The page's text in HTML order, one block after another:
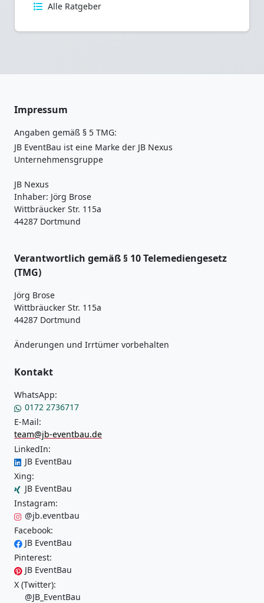
Alle Ratgeber
Impressum
Angaben gemäß § 5 TMG:
JB EventBau ist eine Marke der JB Nexus
Unternehmensgruppe
JB Nexus
Inhaber: Jörg Brose
Wittbräucker Str. 115a
44287 Dortmund
Verantwortlich gemäß § 10 Telemediengesetz
(TMG)
Jörg Brose
Wittbräucker Str. 115a
44287 Dortmund
Änderungen und Irrtümer vorbehalten
Kontakt
WhatsApp:
0172 2736717
E-Mail:
team@jb-eventbau.de
LinkedIn:
JB EventBau
Xing:
JB EventBau
Instagram:
@jb.eventbau
Facebook:
JB EventBau
Pinterest:
JB EventBau
X (Twitter):
@JB_EventBau